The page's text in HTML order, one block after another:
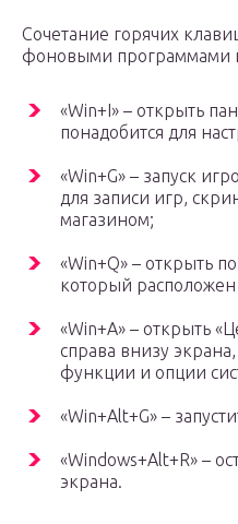
Сочетание горячих
фоновыми программами
«Win+I» – открыть
понадобится для
«Win+G» – запуск
для записи игр,
магазином;
«Win+Q» – открыть
который
«Win+A» – открыть
справа внизу
функции и опции
«Win+Alt+G» –
«Windows+Alt+R» –
экрана.